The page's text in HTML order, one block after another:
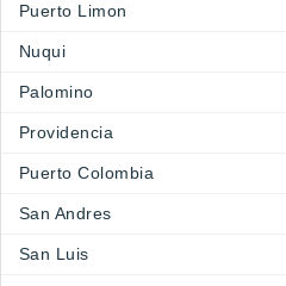
Puerto Limon
Nuqui
Palomino
Providencia
Puerto Colombia
San Andres
San Luis